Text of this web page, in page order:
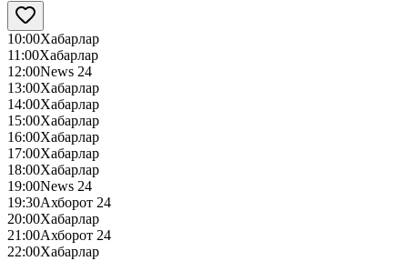
10:00Хабарлар
11:00Хабарлар
12:00News 24
13:00Хабарлар
14:00Хабарлар
15:00Хабарлар
16:00Хабарлар
17:00Хабарлар
18:00Хабарлар
19:00News 24
19:30Ахборот 24
20:00Хабарлар
21:00Ахборот 24
22:00Хабарлар